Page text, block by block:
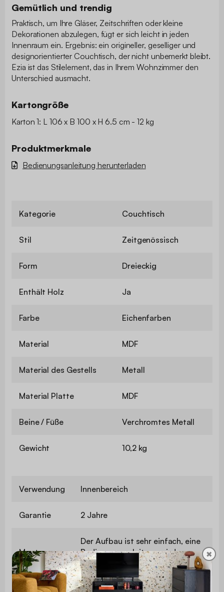
Gemütlich und trendig
Praktisch, um Ihre Gläser, Zeitschriften oder kleine
Dekorationen abzulegen, fügt er sich leicht in jeden
Innenraum ein. Ergebnis: ein origineller, geselliger und
designorientierter Couchtisch, der nicht unbemerkt bleibt.
Ezia ist das Stilelement, das in Ihrem Wohnzimmer den
Unterschied ausmacht.
Kartongröße
Karton 1: L 106 x B 100 x H 6.5 cm - 12 kg
Produktmerkmale
Bedienungsanleitung herunterladen
Kategorie Couchtisch
Stil Zeitgenössisch
Form Dreieckig
Enthält Holz Ja
Farbe Eichenfarben
Material MDF
Material des Gestells Metall
Material Platte MDF
Beine / Füße Verchromtes Metall
Gewicht 10,2 kg
Verwendung Innenbereich
Garantie 2 Jahre
Montage
Der Aufbau ist sehr einfach, eine
Bedienungsanleitung wird
mitgeliefert.
Stärke der
✖